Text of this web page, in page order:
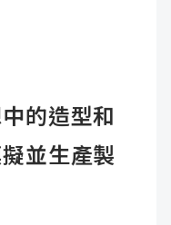
的造型和
並生產製